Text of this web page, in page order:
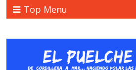
Top Menu